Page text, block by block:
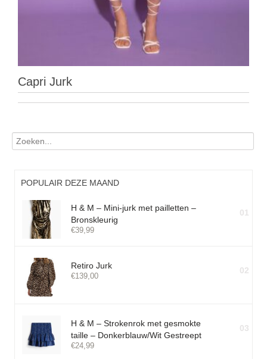
Capri Jurk
POPULAIR DEZE MAAND
H & M – Mini-jurk met pailletten –
Bronskleurig
€39,99
01
Retiro Jurk
€139,00
02
H & M – Strokenrok met gesmokte
taille – Donkerblauw/Wit Gestreept
€24,99
03